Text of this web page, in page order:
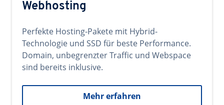
Webhosting
Perfekte Hosting-Pakete mit Hybrid-
Technologie und SSD für beste Performance.
Domain, unbegrenzter Traffic und Webspace
sind bereits inklusive.
Mehr erfahren